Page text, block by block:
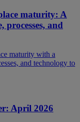
maturity: A
and
maturity with a
and technology to
April 2026